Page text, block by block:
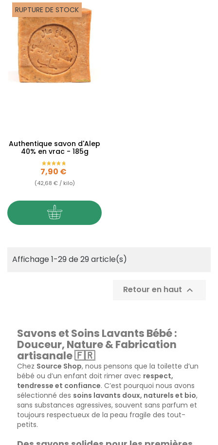
RUPTURE DE STOCK
Authentique savon d'Alep
40% en vrac - 185g
Prix
7,90 €
(42,68 € / kilo)
Affichage 1-29 de 29 article(s)
Retour en haut 
Savons et Soins Lavants Bébé :
Douceur, Nature & Fabrication
artisanale 🇫🇷
Chez Source Shop, nous pensons que la toilette d’un
bébé ou d’un enfant doit rimer avec respect,
tendresse et confiance. C’est pourquoi nous avons
sélectionné des soins lavants doux, naturels et bio,
sans substances agressives, souvent sans parfum et
toujours respectueux de la peau fragile des tout-
petits.